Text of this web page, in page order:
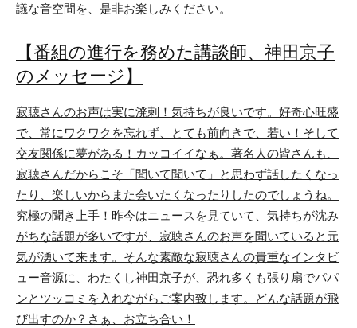
議な音空間を、是非お楽しみください。
【番組の進行を務めた講談師、神田京子
のメッセージ】
寂聴さんのお声は実に溌剌！気持ちが良いです。好奇心旺盛
で、常にワクワクを忘れず、とても前向きで、若い！そして
交友関係に夢がある！カッコイイなぁ。著名人の皆さんも、
寂聴さんだからこそ「聞いて聞いて」と思わず話したくなっ
たり、楽しいからまた会いたくなったりしたのでしょうね。
究極の聞き上手！昨今はニュースを見ていて、気持ちが沈み
がちな話題が多いですが、寂聴さんのお声を聞いていると元
気が湧いて来ます。そんな素敵な寂聴さんの貴重なインタビ
ュー音源に、わたくし神田京子が、恐れ多くも張り扇でパパ
ンとツッコミを入れながらご案内致します。どんな話題が飛
び出すのか？さぁ、お立ち合い！